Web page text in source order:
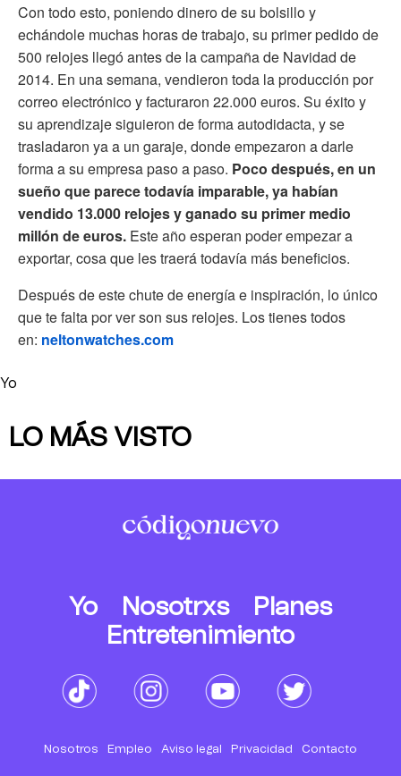
Con todo esto, poniendo dinero de su bolsillo y
echándole muchas horas de trabajo, su primer pedido de
500 relojes llegó antes de la campaña de Navidad de
2014. En una semana, vendieron toda la producción por
correo electrónico y facturaron 22.000 euros. Su éxito y
su aprendizaje siguieron de forma autodidacta, y se
trasladaron ya a un garaje, donde empezaron a darle
forma a su empresa paso a paso. Poco después, en un
sueño que parece todavía imparable, ya habían
vendido 13.000 relojes y ganado su primer medio
millón de euros. Este año esperan poder empezar a
exportar, cosa que les traerá todavía más beneficios.
Después de este chute de energía e inspiración, lo único
que te falta por ver son sus relojes. Los tienes todos
en: neltonwatches.com
Yo
LO MÁS VISTO
Yo Nosotrxs
Planes
Entretenimiento
Nosotros Empleo Aviso legal Privacidad Contacto